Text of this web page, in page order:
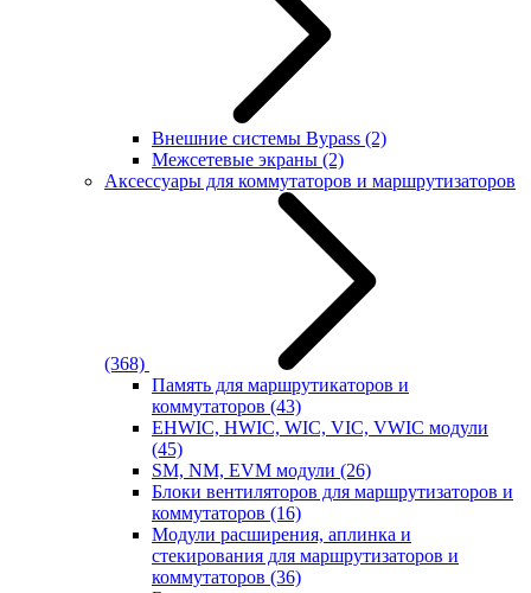
Внешние системы Bypass (2)
Межсетевые экраны (2)
Аксессуары для коммутаторов и маршрутизаторов
(368)
Память для маршрутикаторов и
коммутаторов (43)
EHWIC, HWIC, WIC, VIC, VWIC модули
(45)
SM, NM, EVM модули (26)
Блоки вентиляторов для маршрутизаторов и
коммутаторов (16)
Модули расширения, аплинка и
стекирования для маршрутизаторов и
коммутаторов (36)